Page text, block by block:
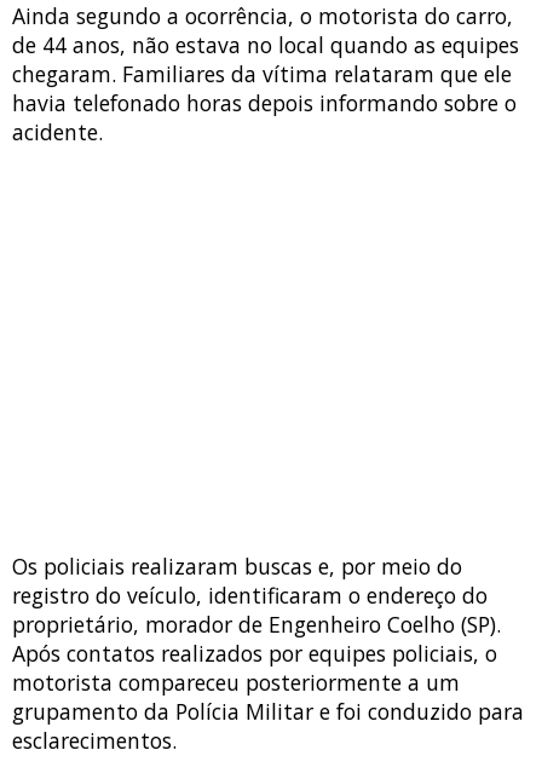
Ainda segundo a ocorrência, o motorista do carro,
de 44 anos, não estava no local quando as equipes
chegaram. Familiares da vítima relataram que ele
havia telefonado horas depois informando sobre o
acidente.
Os policiais realizaram buscas e, por meio do
registro do veículo, identificaram o endereço do
proprietário, morador de Engenheiro Coelho (SP).
Após contatos realizados por equipes policiais, o
motorista compareceu posteriormente a um
grupamento da Polícia Militar e foi conduzido para
esclarecimentos.